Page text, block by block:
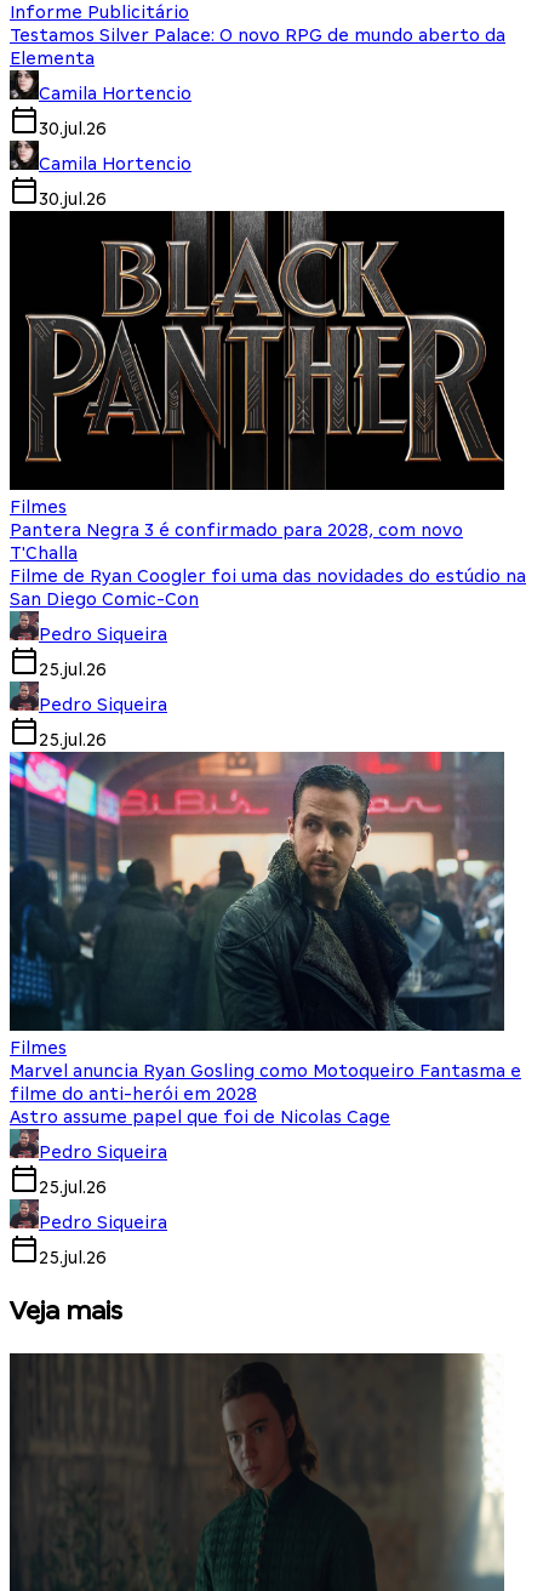
Informe Publicitário
Testamos Silver Palace: O novo RPG de mundo aberto da
Elementa
Camila Hortencio
30.jul.26
Camila Hortencio
30.jul.26
Filmes
Pantera Negra 3 é confirmado para 2028, com novo
T'Challa
Filme de Ryan Coogler foi uma das novidades do estúdio na
San Diego Comic-Con
Pedro Siqueira
25.jul.26
Pedro Siqueira
25.jul.26
Filmes
Marvel anuncia Ryan Gosling como Motoqueiro Fantasma e
filme do anti-herói em 2028
Astro assume papel que foi de Nicolas Cage
Pedro Siqueira
25.jul.26
Pedro Siqueira
25.jul.26
Veja mais